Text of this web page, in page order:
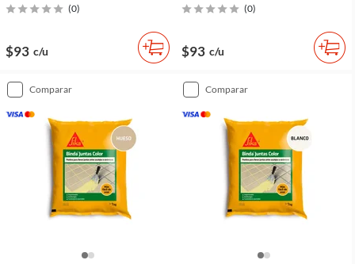
(0)
$93 c/u
(0)
$93 c/u
comparar comparar